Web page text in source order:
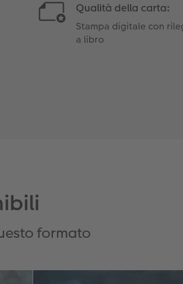
Qualità della carta:
Stampa digitale con
a libro
formato